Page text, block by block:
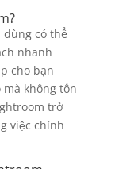
có thể
nhanh
cho bạn
không tốn
trở
việc chỉnh